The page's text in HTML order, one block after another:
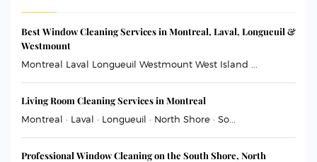
Best Window Cleaning Services in Montreal, Laval, Longueuil &
Westmount
Montreal Laval Longueuil Westmount West Island ...
Living Room Cleaning Services in Montreal
Montreal · Laval · Longueuil · North Shore · So...
Professional Window Cleaning on the South Shore, North